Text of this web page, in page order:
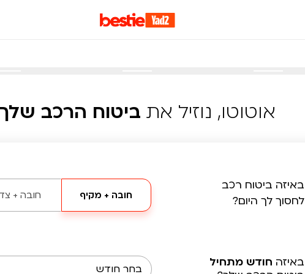
אוטוטו, נוזיל את ביטוח הרכב
באיזה ביטוח רכב
לחסוך לך היום?
חובה + מקיף חובה +
באיזה חודש מתחיל